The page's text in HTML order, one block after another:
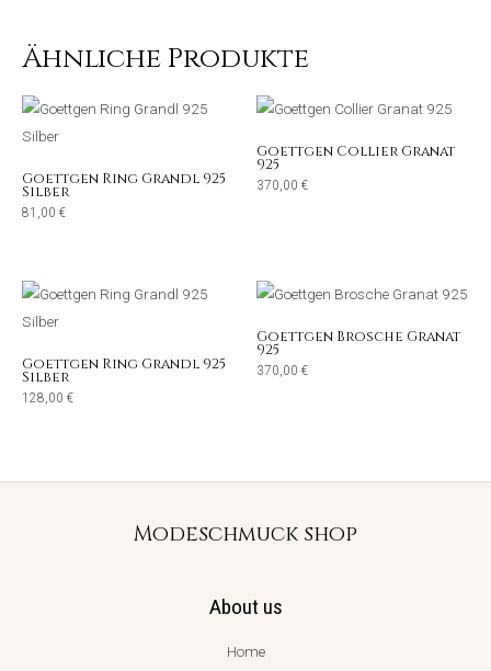
Ähnliche Produkte
Goettgen Ring Grandl 925
Silber
81,00 €
Goettgen Collier Granat
925
370,00 €
Goettgen Ring Grandl 925
Silber
128,00 €
Goettgen Brosche Granat
925
370,00 €
Modeschmuck shop
About us
Home